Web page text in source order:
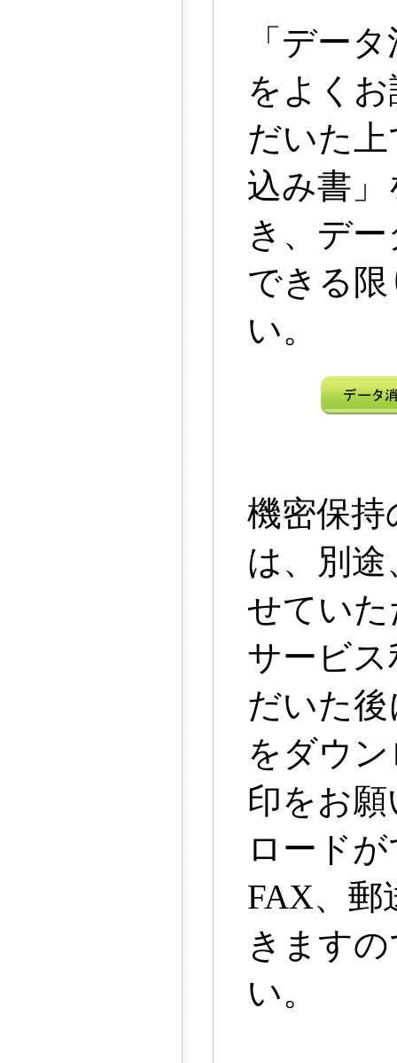
「デー
をよく
だいた
込み書
き、デ
できる
い。
機密保持
は、別
せてい
サービ
だいた後
をダウ
印をお
ロード
FAX、郵
きます
い。